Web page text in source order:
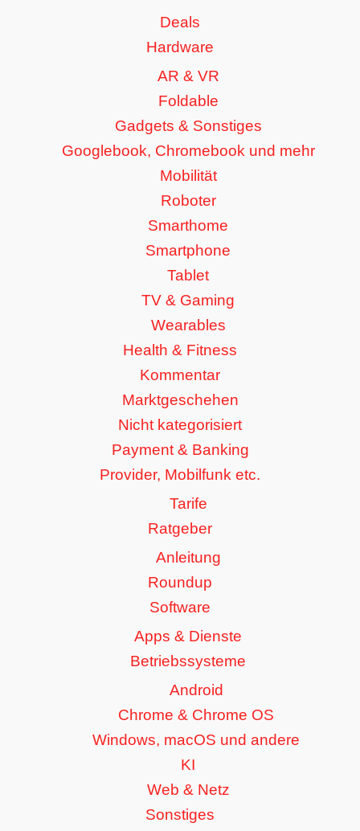
Deals
Hardware
AR & VR
Foldable
Gadgets & Sonstiges
Googlebook, Chromebook und mehr
Mobilität
Roboter
Smarthome
Smartphone
Tablet
TV & Gaming
Wearables
Health & Fitness
Kommentar
Marktgeschehen
Nicht kategorisiert
Payment & Banking
Provider, Mobilfunk etc.
Tarife
Ratgeber
Anleitung
Roundup
Software
Apps & Dienste
Betriebssysteme
Android
Chrome & Chrome OS
Windows, macOS und andere
KI
Web & Netz
Sonstiges